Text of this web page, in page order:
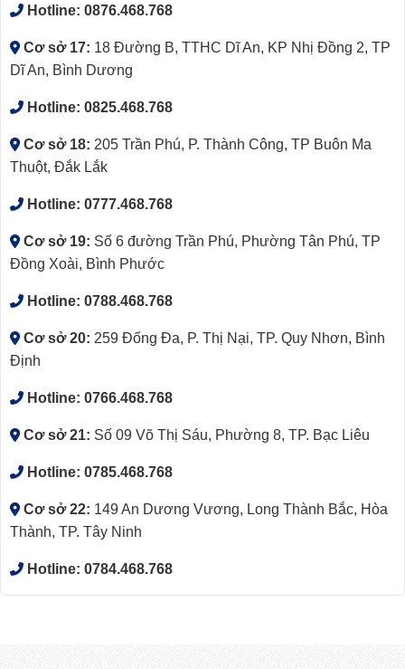
Hotline: 0876.468.768
Cơ sở 17: 18 Đường B, TTHC Dĩ An, KP Nhị Đồng 2, TP
Dĩ An, Bình Dương
Hotline: 0825.468.768
Cơ sở 18: 205 Trần Phú, P. Thành Công, TP Buôn Ma
Thuột, Đắk Lắk
Hotline: 0777.468.768
Cơ sở 19: Số 6 đường Trần Phú, Phường Tân Phú, TP
Đồng Xoài, Bình Phước
Hotline: 0788.468.768
Cơ sở 20: 259 Đống Đa, P. Thị Nại, TP. Quy Nhơn, Bình
Định
Hotline: 0766.468.768
Cơ sở 21: Số 09 Võ Thị Sáu, Phường 8, TP. Bạc Liêu
Hotline: 0785.468.768
Cơ sở 22: 149 An Dương Vương, Long Thành Bắc, Hòa
Thành, TP. Tây Ninh
Hotline: 0784.468.768